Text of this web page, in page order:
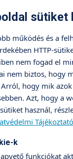
távoltartása
tünetei
gyógyul,
föllángol,
és így új ingerek
sütiket
működés és a
HTTP-
nem fogad el
nem biztos, hogy
hogy mik azok
Azt, hogy a
használ,
k
funkciókat